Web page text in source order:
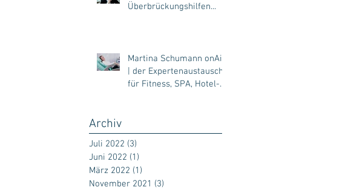
Überbrückungshilfen...
Martina Schumann onAir!
| der Expertenaustausch
für Fitness, SPA, Hotel-
Archiv
Juli 2022 (3)
Juni 2022 (1)
März 2022 (1)
November 2021 (3)